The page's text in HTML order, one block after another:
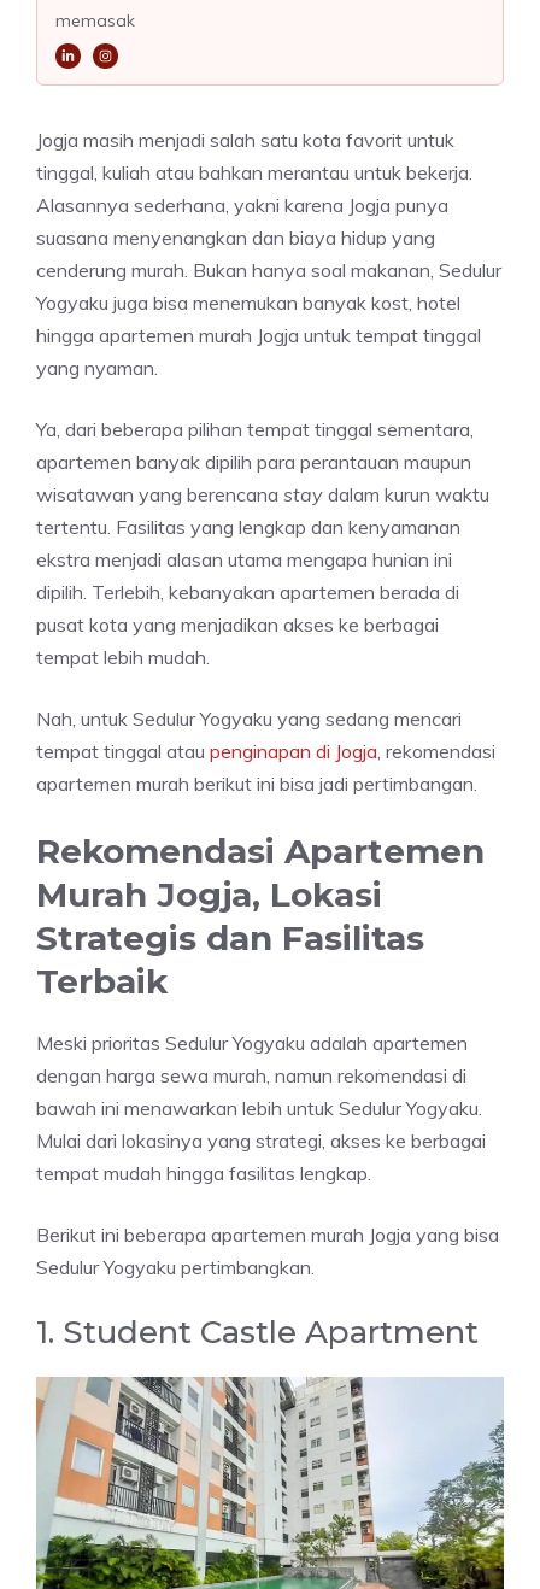
memasak
Jogja masih menjadi salah satu kota favorit untuk
tinggal, kuliah atau bahkan merantau untuk bekerja.
Alasannya sederhana, yakni karena Jogja punya
suasana menyenangkan dan biaya hidup yang
cenderung murah. Bukan hanya soal makanan, Sedulur
Yogyaku juga bisa menemukan banyak kost, hotel
hingga apartemen murah Jogja untuk tempat tinggal
yang nyaman.
Ya, dari beberapa pilihan tempat tinggal sementara,
apartemen banyak dipilih para perantauan maupun
wisatawan yang berencana stay dalam kurun waktu
tertentu. Fasilitas yang lengkap dan kenyamanan
ekstra menjadi alasan utama mengapa hunian ini
dipilih. Terlebih, kebanyakan apartemen berada di
pusat kota yang menjadikan akses ke berbagai
tempat lebih mudah.
Nah, untuk Sedulur Yogyaku yang sedang mencari
tempat tinggal atau penginapan di Jogja , rekomendasi
apartemen murah berikut ini bisa jadi pertimbangan.
Rekomendasi Apartemen
Murah Jogja, Lokasi
Strategis dan Fasilitas
Terbaik
Meski prioritas Sedulur Yogyaku adalah apartemen
dengan harga sewa murah, namun rekomendasi di
bawah ini menawarkan lebih untuk Sedulur Yogyaku.
Mulai dari lokasinya yang strategi, akses ke berbagai
tempat mudah hingga fasilitas lengkap.
Berikut ini beberapa apartemen murah Jogja yang bisa
Sedulur Yogyaku pertimbangkan.
1. Student Castle Apartment